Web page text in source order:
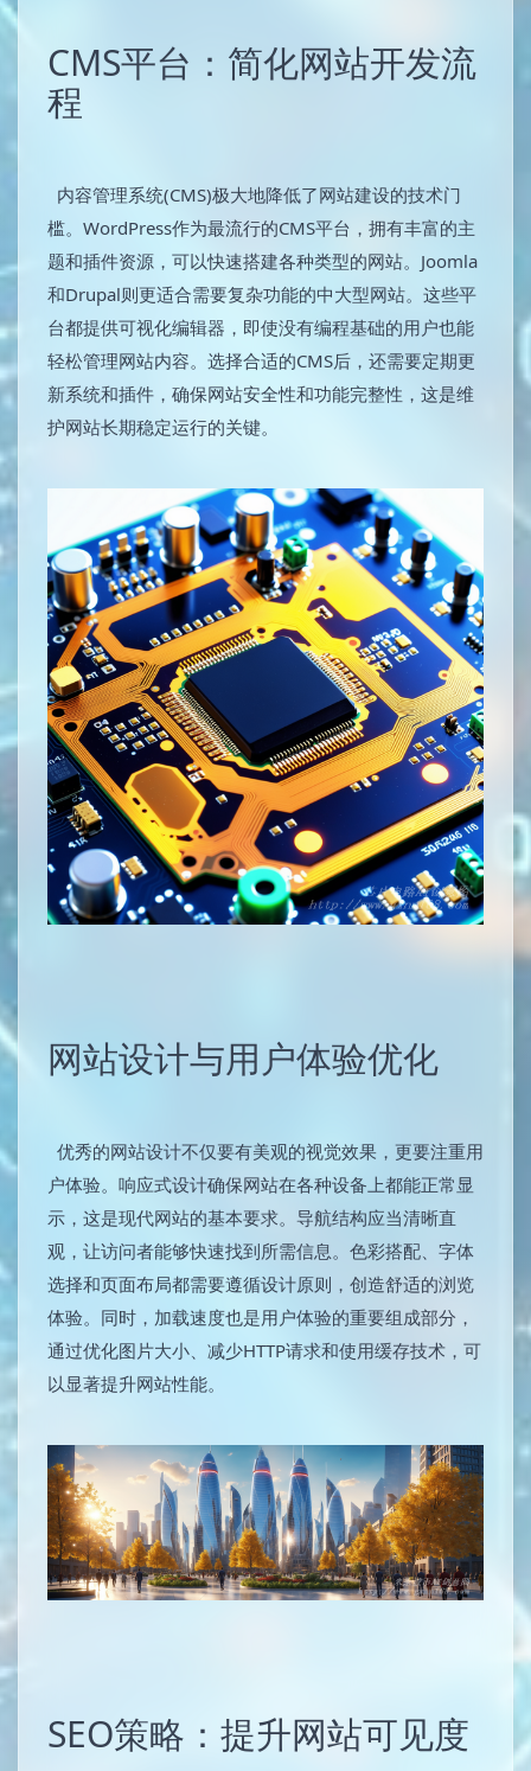
CMS平台：简化网站开发流
程
内容管理系统(CMS)极大地降低了网站建设的技术门
槛。WordPress作为最流行的CMS平台，拥有丰富的主
题和插件资源，可以快速搭建各种类型的网站。Joomla
和Drupal则更适合需要复杂功能的中大型网站。这些平
台都提供可视化编辑器，即使没有编程基础的用户也能
轻松管理网站内容。选择合适的CMS后，还需要定期更
新系统和插件，确保网站安全性和功能完整性，这是维
护网站长期稳定运行的关键。
网站设计与用户体验优化
优秀的网站设计不仅要有美观的视觉效果，更要注重用
户体验。响应式设计确保网站在各种设备上都能正常显
示，这是现代网站的基本要求。导航结构应当清晰直
观，让访问者能够快速找到所需信息。色彩搭配、字体
选择和页面布局都需要遵循设计原则，创造舒适的浏览
体验。同时，加载速度也是用户体验的重要组成部分，
通过优化图片大小、减少HTTP请求和使用缓存技术，可
以显著提升网站性能。
SEO策略：提升网站可见度